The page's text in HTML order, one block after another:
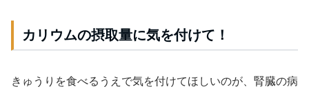
カリウムの摂取量に気を付けて！
きゅうりを食べるうえで気を付けてほしいのが、腎臓の病